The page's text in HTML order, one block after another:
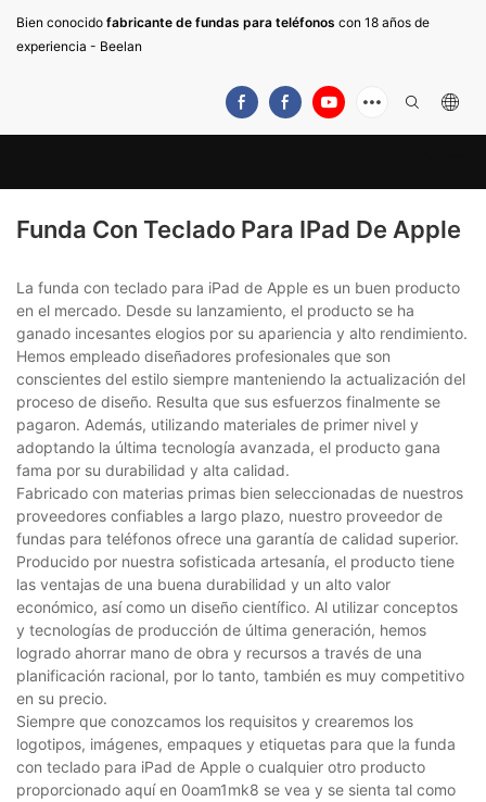
Bien conocido fabricante de fundas para teléfonos con 18 años de
experiencia - Beelan
Funda Con Teclado Para IPad De Apple
La funda con teclado para iPad de Apple es un buen producto
en el mercado. Desde su lanzamiento, el producto se ha
ganado incesantes elogios por su apariencia y alto rendimiento.
Hemos empleado diseñadores profesionales que son
conscientes del estilo siempre manteniendo la actualización del
proceso de diseño. Resulta que sus esfuerzos finalmente se
pagaron. Además, utilizando materiales de primer nivel y
adoptando la última tecnología avanzada, el producto gana
fama por su durabilidad y alta calidad.
Fabricado con materias primas bien seleccionadas de nuestros
proveedores confiables a largo plazo, nuestro proveedor de
fundas para teléfonos ofrece una garantía de calidad superior.
Producido por nuestra sofisticada artesanía, el producto tiene
las ventajas de una buena durabilidad y un alto valor
económico, así como un diseño científico. Al utilizar conceptos
y tecnologías de producción de última generación, hemos
logrado ahorrar mano de obra y recursos a través de una
planificación racional, por lo tanto, también es muy competitivo
en su precio.
Siempre que conozcamos los requisitos y crearemos los
logotipos, imágenes, empaques y etiquetas para que la funda
con teclado para iPad de Apple o cualquier otro producto
proporcionado aquí en 0oam1mk8 se vea y se sienta tal como